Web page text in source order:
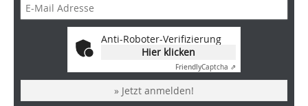
Anti-Roboter-Verifizierung
Hier klicken
FriendlyCaptcha ⇗
» Jetzt anmelden!